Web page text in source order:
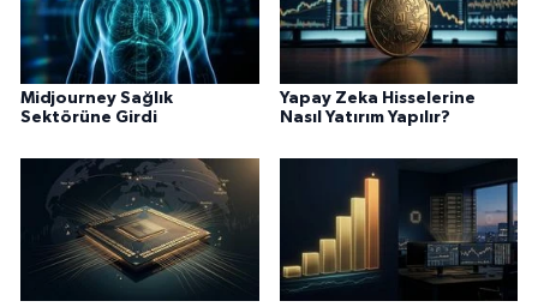
Midjourney Sağlık
Sektörüne Girdi
Yapay Zeka Hisselerine
Nasıl Yatırım Yapılır?